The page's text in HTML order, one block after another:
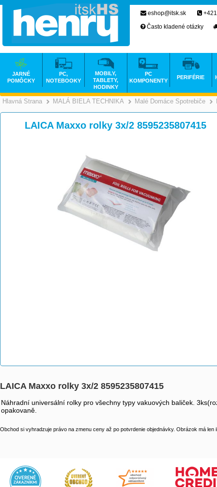
Hlavná Strana >
MALÁ BIELA TECHNIKA >
Malé Domáce Spotrebiče
LAICA Maxxo rolky 3x/2 8595235807415
LAICA Maxxo rolky 3x/2 8595235807415
Náhradní universální rolky pro všechny typy vakuových baliček.
opakovaně.
Obchod si vyhradzuje právo na zmenu ceny až po potvrdenie objednávky. Obrázok má len
eshop@itsk.sk
Často kladené otázky
JARNÉ
POMÔCKY
PC,
NOTEBOOKY
MOBILY,
TABLETY,
HODINKY
PC
KOMPONENTY
PERIFÉRIE